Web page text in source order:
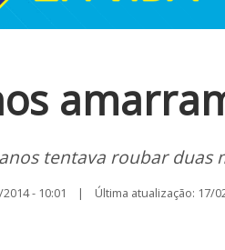
tentava roubar duas
- 10:01 | Última atualização: 17/